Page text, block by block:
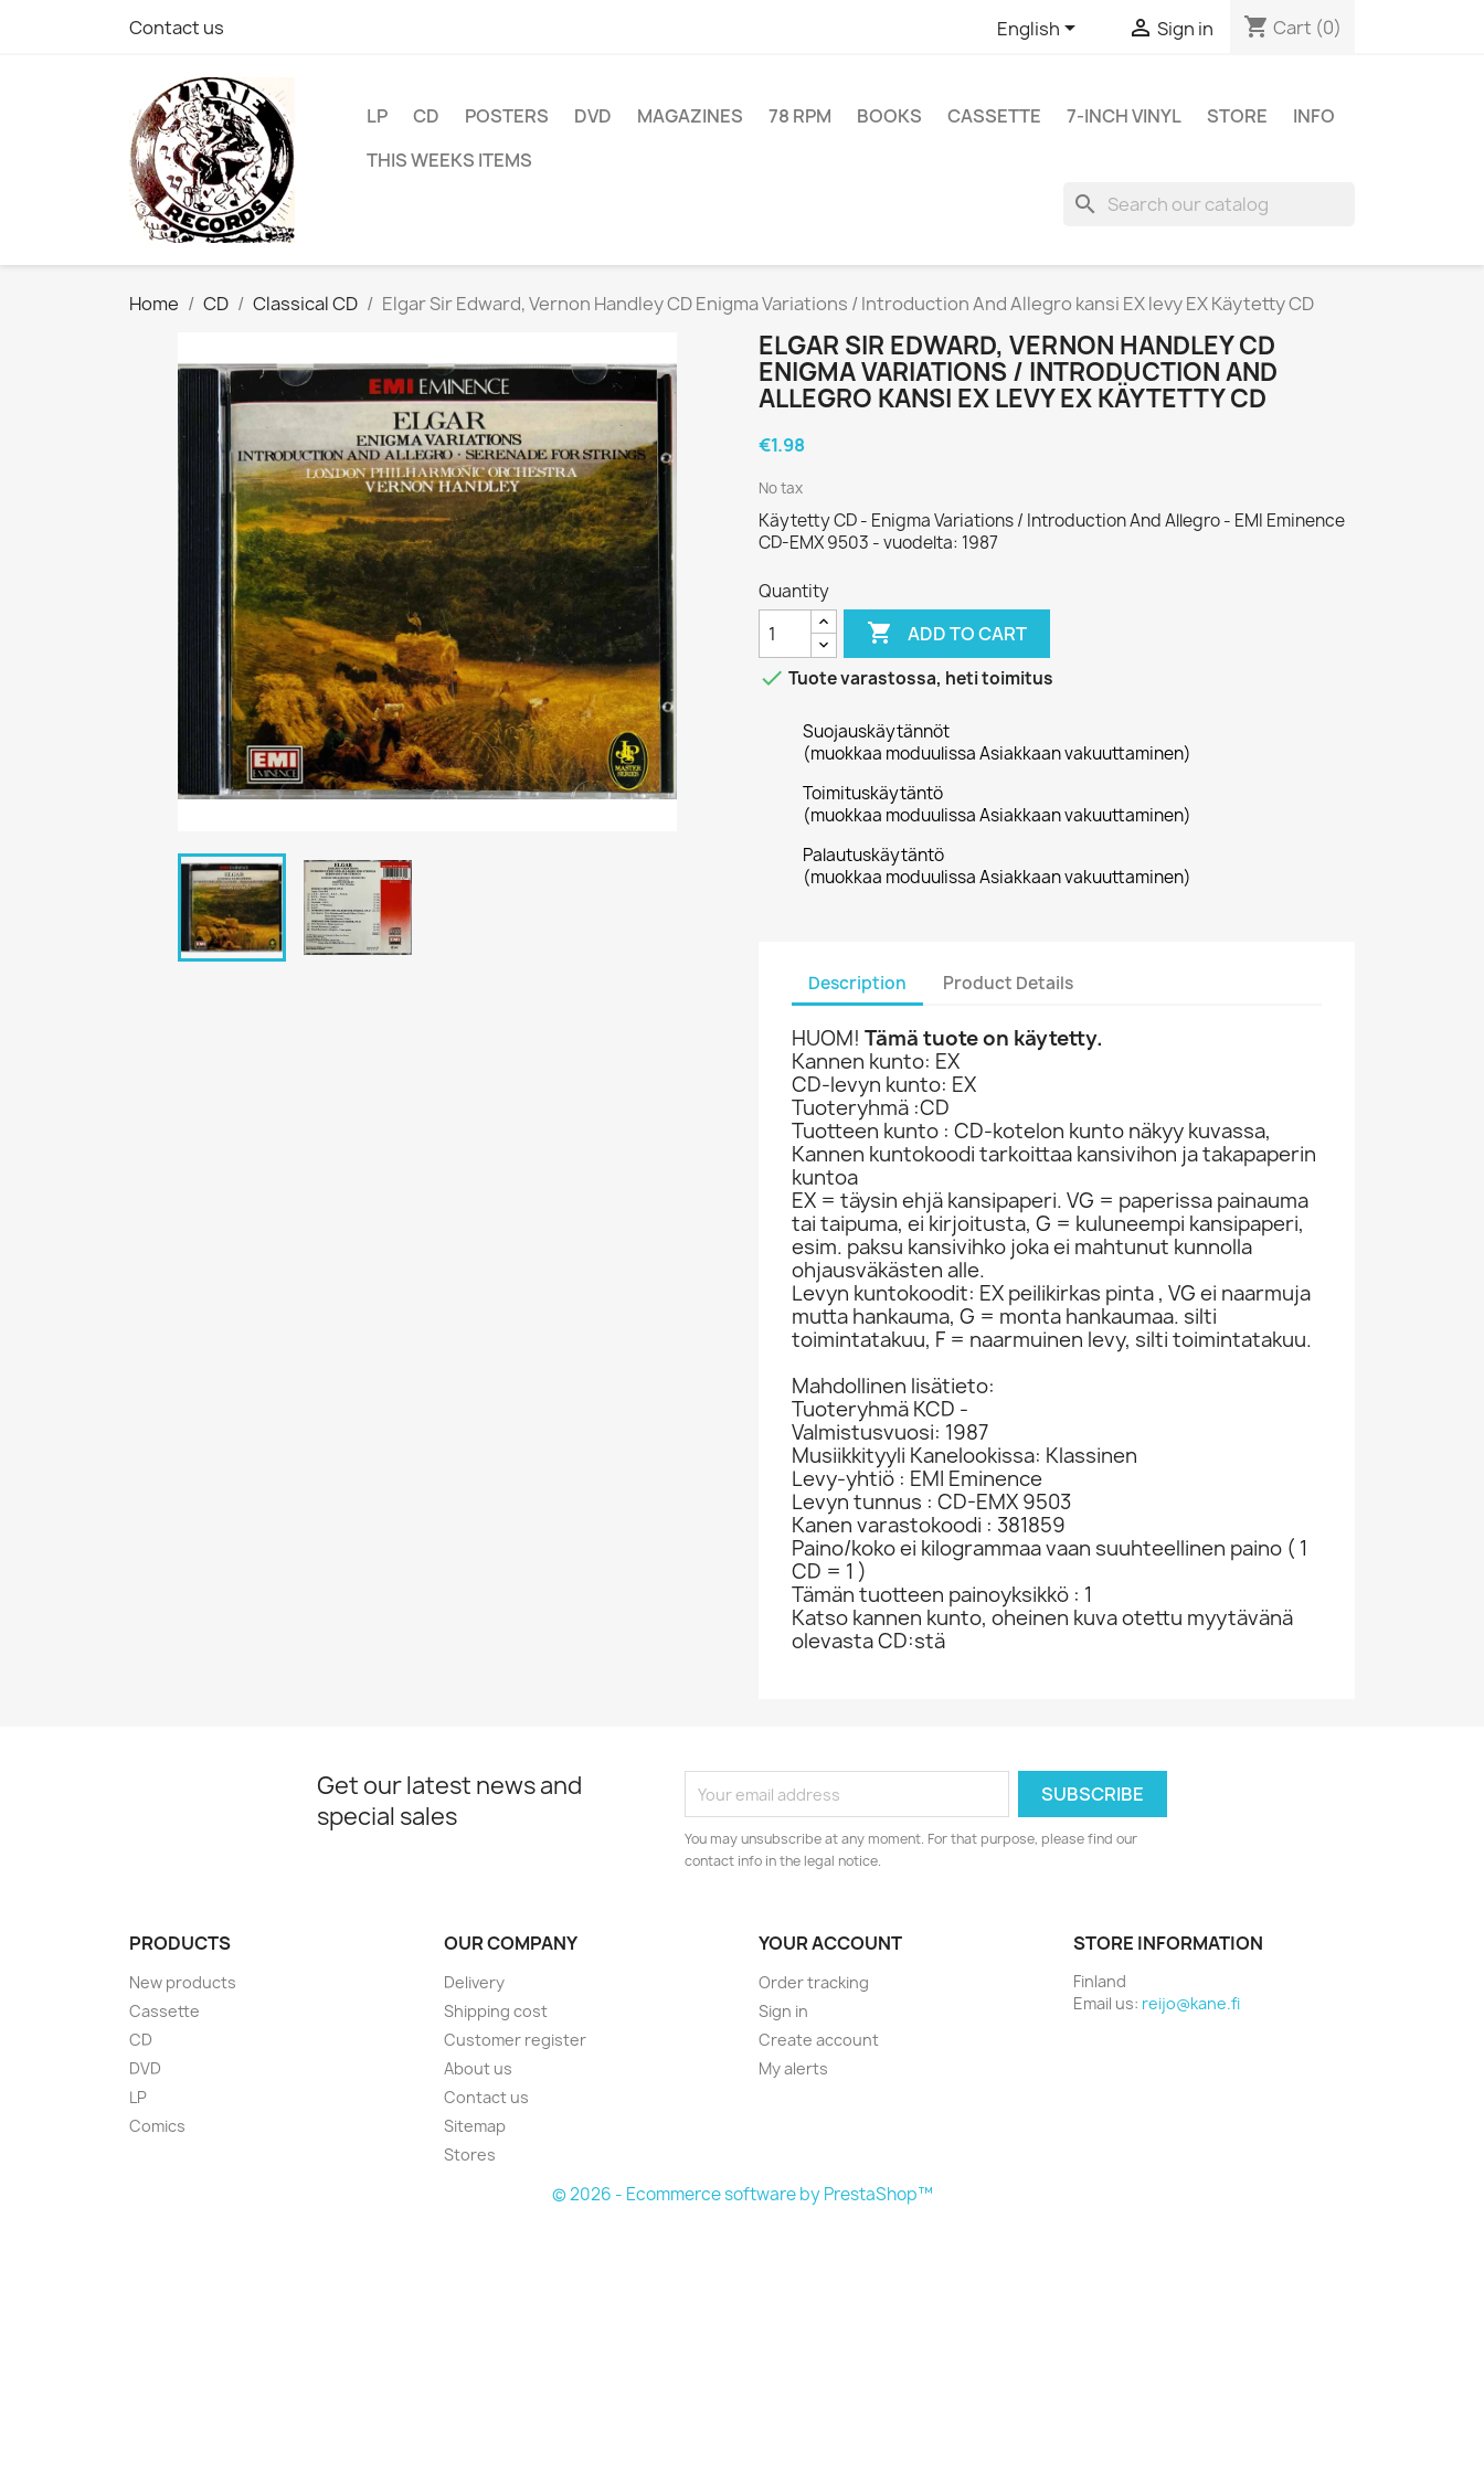
Contact us English  Sign in shopping_cart Cart (0)
LP CD POSTERS DVD MAGAZINES 78 RPM BOOKS CASSETTE 7-INCH VINYL STORE
INFO
THIS WEEKS ITEMS
search
Home CD Classical CD Elgar Sir Edward, Vernon Handley CD Enigma Variations / Introduction And Allegro kansi EX levy EX Käytetty CD
ELGAR SIR EDWARD, VERNON HANDLEY CD
ENIGMA VARIATIONS / INTRODUCTION AND
ALLEGRO KANSI EX LEVY EX KÄYTETTY CD
€1.98
No tax
Käytetty CD - Enigma Variations / Introduction And Allegro - EMI Eminence
CD-EMX 9503 - vuodelta: 1987
Quantity
 ADD TO CART
 Tuote varastossa, heti toimitus
Suojauskäytännöt
(muokkaa moduulissa Asiakkaan vakuuttaminen)
Toimituskäytäntö
(muokkaa moduulissa Asiakkaan vakuuttaminen)
Palautuskäytäntö
(muokkaa moduulissa Asiakkaan vakuuttaminen)
Description Product Details
HUOM! Tämä tuote on käytetty.
Kannen kunto: EX
CD-levyn kunto: EX
Tuoteryhmä :CD
Tuotteen kunto : CD-kotelon kunto näkyy kuvassa,
Kannen kuntokoodi tarkoittaa kansivihon ja takapaperin
kuntoa
EX = täysin ehjä kansipaperi. VG = paperissa painauma
tai taipuma, ei kirjoitusta, G = kuluneempi kansipaperi,
esim. paksu kansivihko joka ei mahtunut kunnolla
ohjausväkästen alle.
Levyn kuntokoodit: EX peilikirkas pinta , VG ei naarmuja
mutta hankauma, G = monta hankaumaa. silti
toimintatakuu, F = naarmuinen levy, silti toimintatakuu.
Mahdollinen lisätieto:
Tuoteryhmä KCD -
Valmistusvuosi: 1987
Musiikkityyli Kanelookissa: Klassinen
Levy-yhtiö : EMI Eminence
Levyn tunnus : CD-EMX 9503
Kanen varastokoodi : 381859
Paino/koko ei kilogrammaa vaan suuhteellinen paino ( 1
CD = 1 )
Tämän tuotteen painoyksikkö : 1
Katso kannen kunto, oheinen kuva otettu myytävänä
olevasta CD:stä
Get our latest news and
special sales
You may unsubscribe at any moment. For that purpose, please find our
contact info in the legal notice.
PRODUCTS
New products
Cassette
CD
DVD
LP
Comics
OUR COMPANY
Delivery
Shipping cost
Customer register
About us
Contact us
Sitemap
Stores
YOUR ACCOUNT
Order tracking
Sign in
Create account
My alerts
STORE INFORMATION
Finland
Email us: reijo@kane.fi
© 2026 - Ecommerce software by PrestaShop™